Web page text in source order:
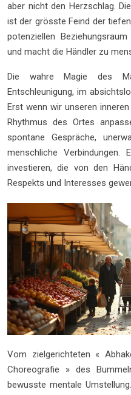
aber nicht den Herzschlag.
ist der grösste Feind der
potenziellen
und macht die Händler zu
Die wahre Magie des
Entschleunigung, im
Erst wenn wir unseren
Rhythmus des Ortes
spontane Gespräche,
menschliche
investieren, die von den
Respekts und Interesses
Vom zielgerichteten «
Choreografie » des
bewusste mentale